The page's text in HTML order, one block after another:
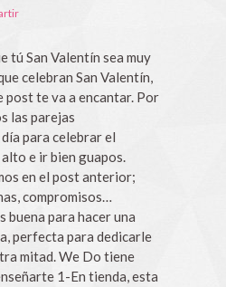
tú San Valentín sea muy
celebran San Valentín,
post te va a encantar. Por
las parejas
para celebrar el
e ir bien guapos.
en el post anterior;
compromisos…
buena para hacer una
perfecta para dedicarle
mitad. We Do tiene
1-En tienda, esta